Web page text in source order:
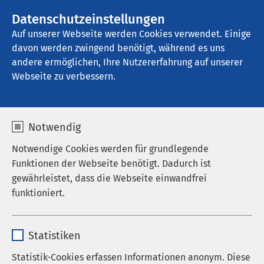
Datenschutzeinstellungen
Auf unserer Webseite werden Cookies verwendet. Einige
davon werden zwingend benötigt, während es uns
andere ermöglichen, Ihre Nutzererfahrung auf unserer
Webseite zu verbessern.
Notwendig
Notwendige Cookies werden für grundlegende
Funktionen der Webseite benötigt. Dadurch ist
gewährleistet, dass die Webseite einwandfrei
funktioniert.
Anbieter sgalinski
Statistiken
Statistik-Cookies erfassen Informationen anonym. Diese
AMEOS Klinikum Inntal - Klinik für
Familienpsychosomatik
AMEOS als Arbeitgeber
Arbeiten in unserer AMEOS Gruppe
Dank der Präsenz in den Bereichen Somatik,
Psychiatrie und Pflege bieten wir Interessierten
vielfältige Einsatzmöglichkeiten. In mehreren
Berufskategorien suchen wir laufend gut